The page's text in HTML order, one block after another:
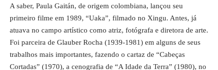
A saber, Paula Gaitán, de origem colombiana, lançou seu
primeiro filme em 1989, “Uaka”, filmado no Xingu. Antes, já
atuava no campo artístico como atriz, fotógrafa e diretora de arte.
Foi parceira de Glauber Rocha (1939-1981) em alguns de seus
trabalhos mais importantes, fazendo o cartaz de “Cabeças
Cortadas” (1970), a cenografia de “A Idade da Terra” (1980), no